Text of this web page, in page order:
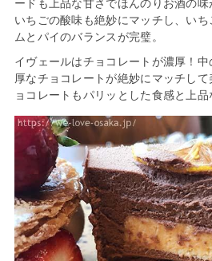
ードも上品な甘さでほんのりお酒の味
いちごの酸味も絶妙にマッチし、い
ムとパイのバランスが完璧。
イヴェールはチョコレートが濃厚！
厚なチョコレートが絶妙にマッチし
ョコレートもパリッとした食感と上品